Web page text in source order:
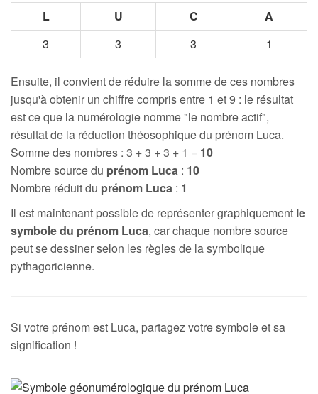
L
U C
A
3
3 3 1
Ensuite, il convient de réduire la somme de ces nombres
jusqu'à obtenir un chiffre compris entre 1 et 9 : le résultat
est ce que la numérologie nomme "le nombre actif",
résultat de la réduction théosophique du prénom Luca.
Somme des nombres : 3 + 3 + 3 + 1 = 10
Nombre source du prénom Luca : 10
Nombre réduit du prénom Luca : 1
Il est maintenant possible de représenter graphiquement le
symbole du prénom Luca, car chaque nombre source
peut se dessiner selon les règles de la symbolique
pythagoricienne.
Si votre prénom est Luca, partagez votre symbole et sa
signification !